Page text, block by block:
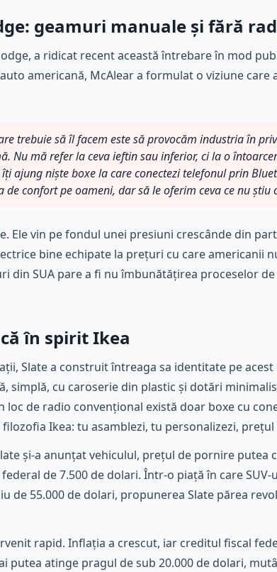
geamuri manuale și fără
a ridicat recent această întrebare în mod
americană, McAlear a formulat o viziune
trebuie să îl facem este să provocăm industria în
Nu mă refer la ceva ieftin sau inferior, ci la o
ajung niște boxe la care conectezi telefonul prin
confort pe oameni, dar să le oferim ceva ce nu știu
Ele vin pe fondul unei presiuni crescânde din
bine echipate la prețuri cu care americanii
din SUA pare a fi nu îmbunătățirea proceselor
în spirit Ikea
Slate a construit întreaga sa identitate pe
simplă, cu caroserie din plastic și dotări
loc de radio convențional există doar boxe cu
Ikea: tu asamblezi, tu personalizezi, prețul
și-a anunțat vehiculul, prețul de pornire putea
de 7.500 de dolari. Într-o piață în care
de 55.000 de dolari, propunerea Slate părea
rapid. Inflația a crescut, iar creditul fiscal
putea atinge pragul de sub 20.000 de dolari,